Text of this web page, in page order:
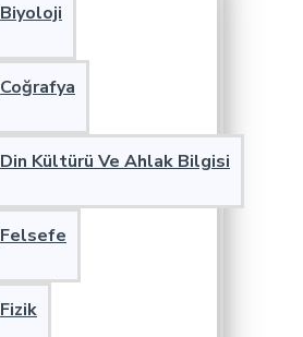
Biyoloji
Coğrafya
Din Kültürü Ve Ahlak Bilgisi
Felsefe
Fizik